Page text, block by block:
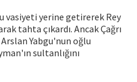
vasiyeti yerine getirerek Rey
tahta çıkardı. Ancak Çağrı
Yabgu'nun oğlu
sultanlığını